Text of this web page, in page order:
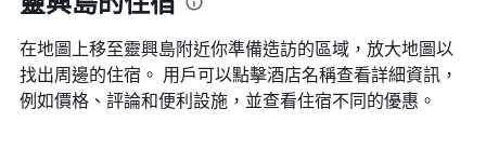
在地圖上移至靈興島​​附近你準備造訪的區域，放大地圖以
找出周邊的住宿。 用戶可以點擊酒店名稱查看詳細資訊，
例如價格、評論和便利設施，並查看住宿不同的優惠。